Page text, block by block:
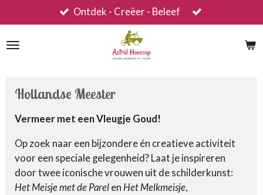
direct
naar
Ontdek - Creëer - Beleef
Hollandse Meester
Vermeer met een Vleugje Goud!
Op zoek naar een bijzondere én creatieve activiteit
voor een speciale gelegenheid? Laat je inspireren
door twee iconische vrouwen uit de schilderkunst:
Het Meisje met de Parel en Het Melkmeisje,